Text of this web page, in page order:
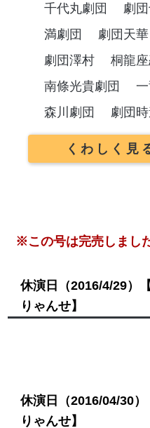
千代丸劇団
劇
満劇団
劇団天華
劇団澤村
桐龍
南條光貴劇団
森川劇団
劇団
くわしく見
※この号は完売しました
休演日 （2016/4/29）
りゃんせ】
休演日 （2016/04/30）
りゃんせ】